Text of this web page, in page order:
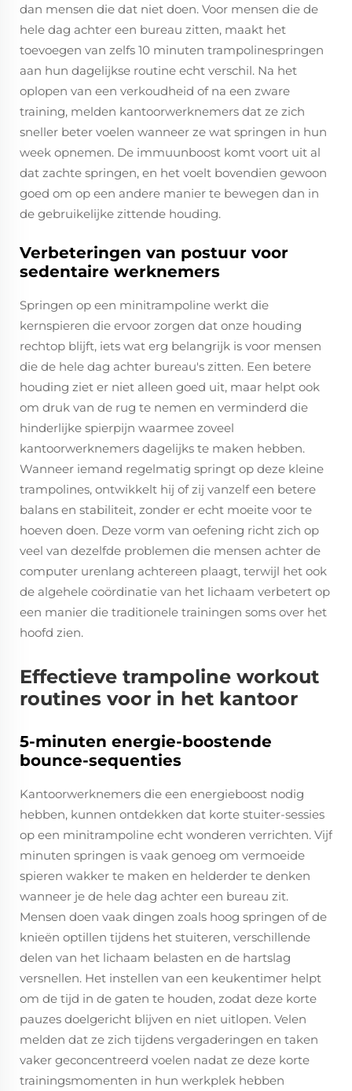
dan mensen die dat niet doen. Voor mensen die de
hele dag achter een bureau zitten, maakt het
toevoegen van zelfs 10 minuten trampolinespringen
aan hun dagelijkse routine echt verschil. Na het
oplopen van een verkoudheid of na een zware
training, melden kantoorwerknemers dat ze zich
sneller beter voelen wanneer ze wat springen in hun
week opnemen. De immuunboost komt voort uit al
dat zachte springen, en het voelt bovendien gewoon
goed om op een andere manier te bewegen dan in
de gebruikelijke zittende houding.
Verbeteringen van postuur voor
sedentaire werknemers
Springen op een minitrampoline werkt die
kernspieren die ervoor zorgen dat onze houding
rechtop blijft, iets wat erg belangrijk is voor mensen
die de hele dag achter bureau's zitten. Een betere
houding ziet er niet alleen goed uit, maar helpt ook
om druk van de rug te nemen en verminderd die
hinderlijke spierpijn waarmee zoveel
kantoorwerknemers dagelijks te maken hebben.
Wanneer iemand regelmatig springt op deze kleine
trampolines, ontwikkelt hij of zij vanzelf een betere
balans en stabiliteit, zonder er echt moeite voor te
hoeven doen. Deze vorm van oefening richt zich op
veel van dezelfde problemen die mensen achter de
computer urenlang achtereen plaagt, terwijl het ook
de algehele coördinatie van het lichaam verbetert op
een manier die traditionele trainingen soms over het
hoofd zien.
Effectieve trampoline workout
routines voor in het kantoor
5-minuten energie-boostende
bounce-sequenties
Kantoorwerknemers die een energieboost nodig
hebben, kunnen ontdekken dat korte stuiter-sessies
op een minitrampoline echt wonderen verrichten. Vijf
minuten springen is vaak genoeg om vermoeide
spieren wakker te maken en helderder te denken
wanneer je de hele dag achter een bureau zit.
Mensen doen vaak dingen zoals hoog springen of de
knieën optillen tijdens het stuiteren, verschillende
delen van het lichaam belasten en de hartslag
versnellen. Het instellen van een keukentimer helpt
om de tijd in de gaten te houden, zodat deze korte
pauzes doelgericht blijven en niet uitlopen. Velen
melden dat ze zich tijdens vergaderingen en taken
vaker geconcentreerd voelen nadat ze deze korte
trainingsmomenten in hun werkplek hebben